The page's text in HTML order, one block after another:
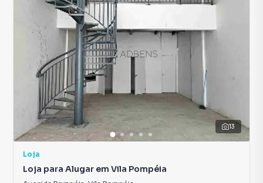
13
Loja
Loja para Alugar em Vila Pompéia